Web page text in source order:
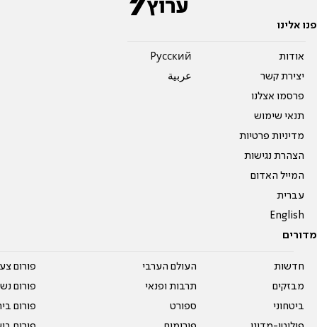
פנו אלינו
אודות
יצירת קשר
פרסמו אצלנו
תנאי שימוש
מדיניות פרטיות
הצהרת נגישות
המייל האדום
עברית
English
Pусский
عربية
מדורים
חדשות
מבזקים
ביטחוני
העולם הערבי
תרבות ופנאי
ספורט
פורום
פורום
פורום